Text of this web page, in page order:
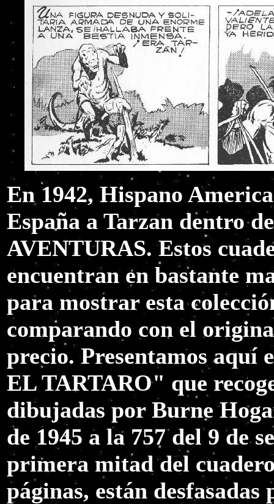
En 1942, Hispano
España a Tarzan dentro
AVENTURAS. Estos
encuentran en bastante
para mostrar esta
comparando con el
precio. Presentamos
EL TARTARO" que
dibujadas por Burne
de 1945 a la 757 del 9 de
primera mitad del
páginas, están